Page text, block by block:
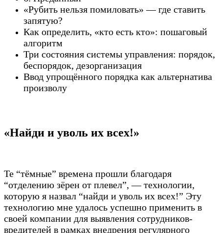
«Рубить нельзя помиловать» — где ставить
запятую?
Как определить, «кто есть кто»: пошаговый
алгоритм
Три состояния системы управления: порядок,
беспорядок, дезорганизация
Ввод упрощённого порядка как альтернатива
произволу
«Найди и уволь их всех!»
Те “тёмные” времена прошли благодаря
“отделению зёрен от плевел”, — технологии,
которую я назвал “найди и уволь их всех!” Эту
технологию мне удалось успешно применить в
своей компании для выявления сотрудников-
вредителей в рамках внедрения регулярного